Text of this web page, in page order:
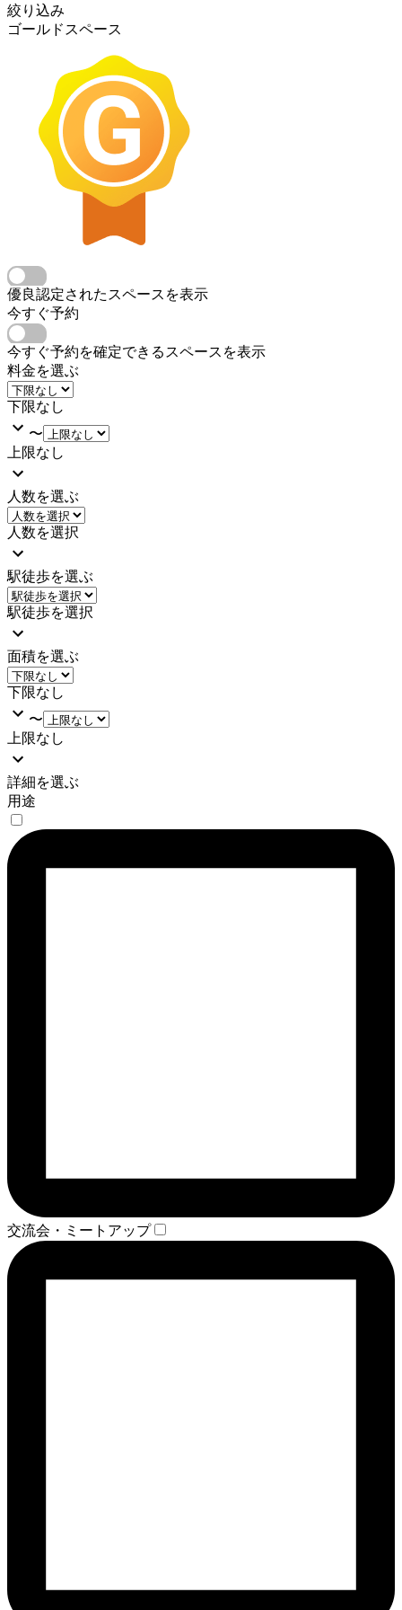
絞り込み
ゴールドスペース
優良認定されたスペースを表示
今すぐ予約
今すぐ予約を確定できるスペースを表示
料金を選ぶ
下限なし
〜
上限なし
人数を選ぶ
人数を選択
駅徒歩を選ぶ
駅徒歩を選択
面積を選ぶ
下限なし
〜
上限なし
詳細を選ぶ
用途
交流会・ミートアップ